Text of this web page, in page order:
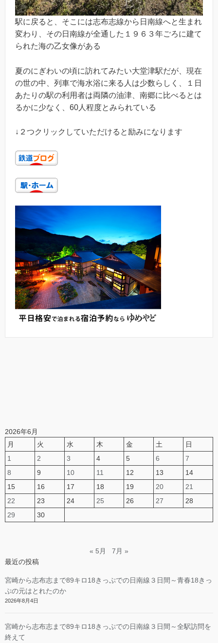
駅に戻ると、そこには志布志線から日南線へと生まれ
変わり、その日南線が全通した１９６３年ごろに建て
られた海の乙女像がある
夏のにぎわいの頃に訪れてみたい大堂津駅だが、現在
の世の中、列車で海水浴に来る人は少数らしく、１日
あたりの駅の利用者は両隣の油津、南郷に比べるとは
るかに少なく、60人程度とみられている
↓２つクリックしていただけると励みになります
2026年6月
月
火 水 木 金 土
日
1
2 3 4 5 6
7
8
9 10 11 12 13
14
15
16 17 18 19 20
21
22
23 24 25 26 27
28
29
30
« 5月
7月 »
最近の投稿
宮崎から志布志まで89キロ18きっぷでの日南線３日間～青春18きっ
ぷの元はとれたのか
2026年8月4日
宮崎から志布志まで89キロ18きっぷでの日南線３日間～全駅訪問を
終えて